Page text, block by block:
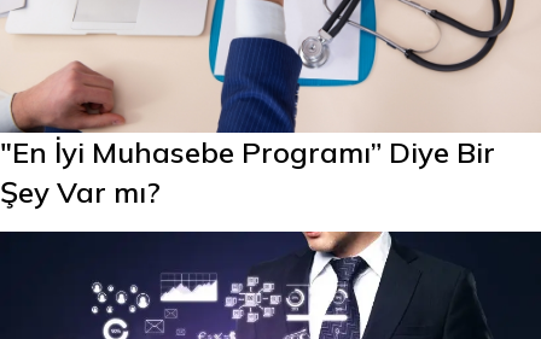
"En İyi Muhasebe Programı” Diye Bir
Şey Var mı?